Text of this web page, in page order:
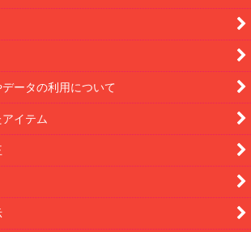
ータの利用について
イテム